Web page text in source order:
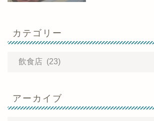
カテゴリー
アーカイブ